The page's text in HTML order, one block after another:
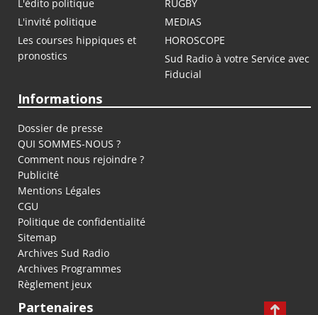
L'édito politique
RUGBY
L'invité politique
MEDIAS
Les courses hippiques et
pronostics
HOROSCOPE
Sud Radio à votre Service avec
Fiducial
Informations
Dossier de presse
QUI SOMMES-NOUS ?
Comment nous rejoindre ?
Publicité
Mentions Légales
CGU
Politique de confidentialité
Sitemap
Archives Sud Radio
Archives Programmes
Règlement jeux
Partenaires